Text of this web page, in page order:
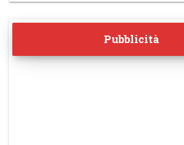
Pubblicità